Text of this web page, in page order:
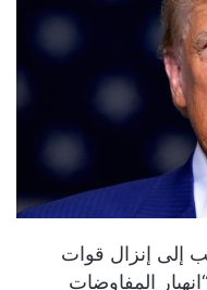
إلى إنزال قوات
المفاوضات